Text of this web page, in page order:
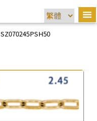
SZ070245PSH50